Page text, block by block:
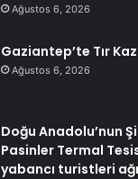
Ağustos 6, 2026
Gaziantep’te Tır
Ağustos 6, 2026
Doğu Anadolu’nun
Pasinler Termal
yabancı turistleri